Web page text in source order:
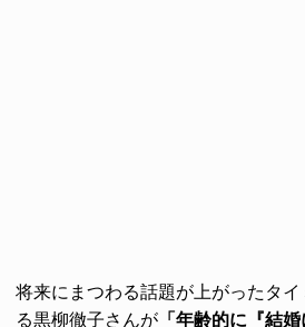
将来にまつわる話題が上がったタ
る黒柳徹子さんが 「年齢的に『結